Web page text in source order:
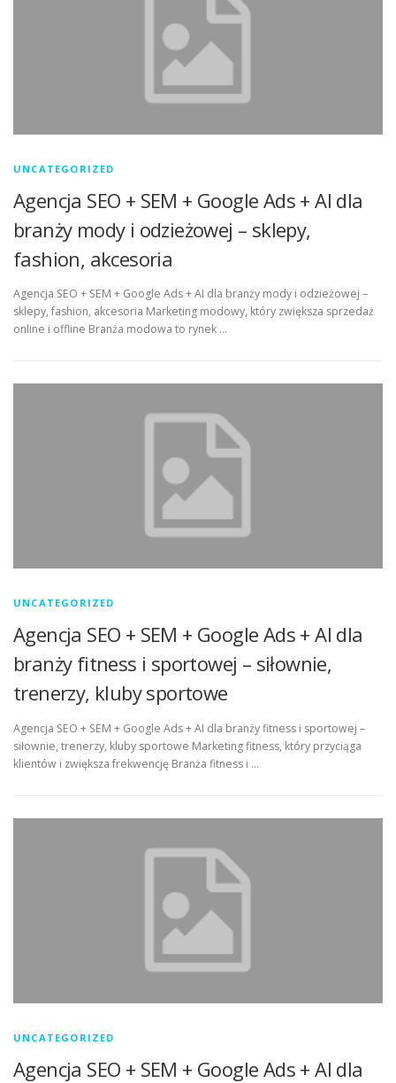
UNCATEGORIZED
Agencja SEO + SEM + Google Ads + AI dla
branży mody i odzieżowej – sklepy,
fashion, akcesoria
Agencja SEO + SEM + Google Ads + AI dla branży mody i odzieżowej –
sklepy, fashion, akcesoria Marketing modowy, który zwiększa sprzedaż
online i offline Branża modowa to rynek …
UNCATEGORIZED
Agencja SEO + SEM + Google Ads + AI dla
branży fitness i sportowej – siłownie,
trenerzy, kluby sportowe
Agencja SEO + SEM + Google Ads + AI dla branży fitness i sportowej –
siłownie, trenerzy, kluby sportowe Marketing fitness, który przyciąga
klientów i zwiększa frekwencję Branża fitness i …
UNCATEGORIZED
Agencja SEO + SEM + Google Ads + AI dla